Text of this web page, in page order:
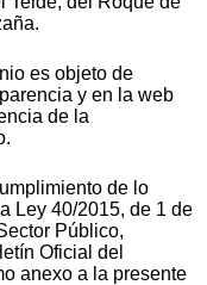
es objeto de
y en la web
de la
de lo
Ley 40/2015, de 1 de
Público,
Oficial del
anexo a la presente